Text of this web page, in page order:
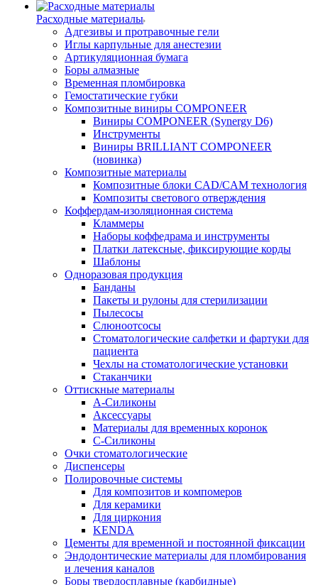
Расходные материалы
Адгезивы и протравочные гели
Иглы карпульные для анестезии
Артикуляционная бумага
Боры алмазные
Временная пломбировка
Гемостатические губки
Композитные виниры COMPONEER
Виниры COMPONEER (Synergy D6)
Инструменты
Виниры BRILLIANT COMPONEER
(новинка)
Композитные материалы
Композитные блоки CAD/СAM технология
Композиты светового отверждения
Коффердам-изоляционная система
Кламмеры
Наборы коффедрама и инструменты
Платки латексные, фиксирующие корды
Шаблоны
Одноразовая продукция
Банданы
Пакеты и рулоны для стерилизации
Пылесосы
Слюноотсосы
Стоматологические салфетки и фартуки для
пациента
Чехлы на стоматологические установки
Стаканчики
Оттискные материалы
А-Силиконы
Аксессуары
Материалы для временных коронок
С-Силиконы
Очки стоматологические
Диспенсеры
Полировочные системы
Для композитов и компомеров
Для керамики
Для циркония
KENDA
Цементы для временной и постоянной фиксации
Эндодонтические материалы для пломбирования
и лечения каналов
Боры твердосплавные (карбидные)